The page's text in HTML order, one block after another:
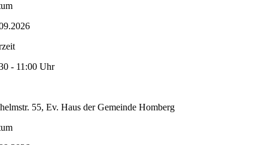
- 11:00 Uhr
55, Ev. Haus der Gemeinde Homberg